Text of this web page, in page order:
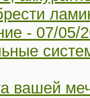
- 07/05/
вашей